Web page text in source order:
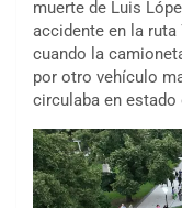
muerte de Luis
accidente en la
cuando la
por otro vehículo
circulaba en estado